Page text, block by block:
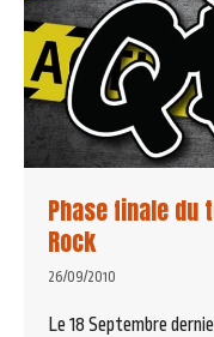
Phase finale du
Rock
26/09/2010
Le 18 Septembre